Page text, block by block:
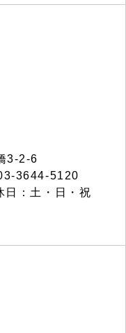
3-2-6
3644-5120
：土・日・祝